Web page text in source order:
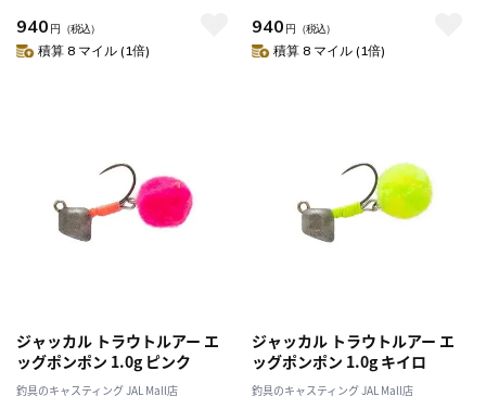
940 円 （税込）
積算 8 マイル (1倍)
940 円 （税込）
積算 8 マイル (1倍)
ジャッカル トラウトルアー エ
ッグポンポン 1.0g ピンク
釣具のキャスティング JAL Mall店
ジャッカル トラウトルアー エ
ッグポンポン 1.0g キイロ
釣具のキャスティング JAL Mall店